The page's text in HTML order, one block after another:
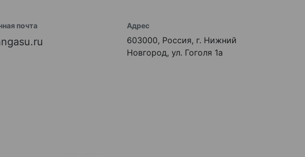
почта Адрес
603000, Россия, г. Нижний
Новгород, ул. Гоголя 1а